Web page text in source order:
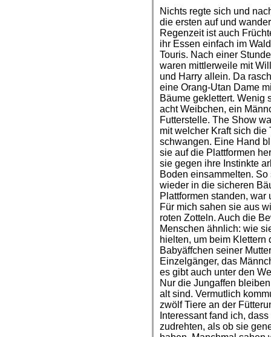
Nichts regte sich und
die ersten auf und
Regenzeit ist auch
ihr Essen einfach im
Touris. Nach einer
waren mittlerweile mit
und Harry allein. Da
eine Orang-Utan Dame
Bäume geklettert. Wenig
acht Weibchen, ein
Futterstelle. The Show
mit welcher Kraft sich
schwangen. Eine Hand
sie auf die Plattformen
sie gegen ihre Instinkte
Boden einsammelten.
wieder in die sicheren
Plattformen standen, war
Für mich sahen sie aus
roten Zotteln. Auch die
Menschen ähnlich: wie
hielten, um beim
Babyäffchen seiner
Einzelgänger, das
es gibt auch unter den
Nur die Jungaffen
alt sind. Vermutlich
zwölf Tiere an der
Interessant fand ich,
zudrehten, als ob sie